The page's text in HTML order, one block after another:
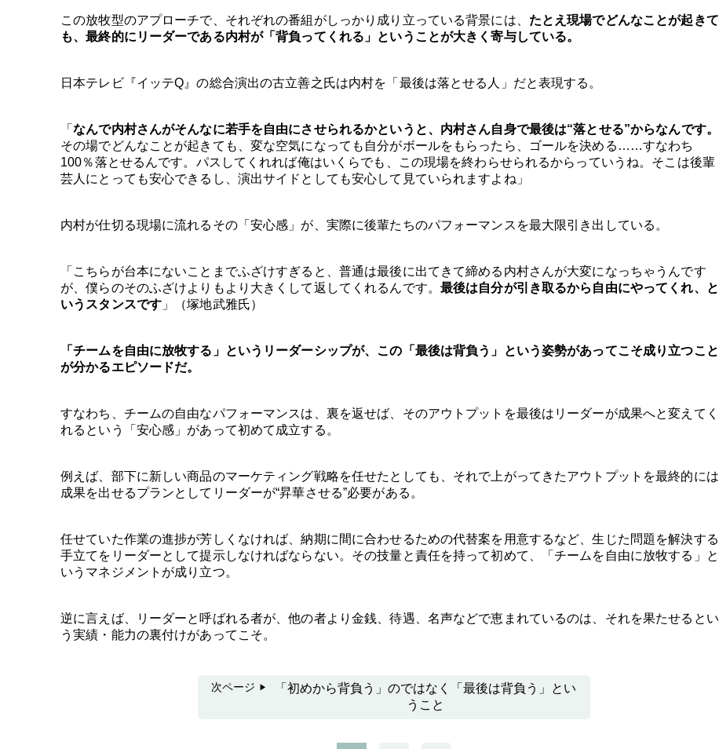
この放牧型のアプローチで、それぞれの番組がしっかり成り立っている背景には、 たとえ現場でどんなことが起きて
も、最終的にリーダーである内村が「背負ってくれる」ということが大きく寄与している。
日本テレビ『イッテQ』の総合演出の古立善之氏は内村を「最後は落とせる人」だと表現する。
「なんで内村さんがそんなに若手を自由にさせられるかというと、内村さん自身で最後は“落とせる”からなんです。
その場でどんなことが起きても、変な空気になっても自分がボールをもらったら、ゴールを決める……すなわち
100％落とせるんです。パスしてくれれば俺はいくらでも、この現場を終わらせられるからっていうね。そこは後輩
芸人にとっても安心できるし、演出サイドとしても安心して見ていられますよね」
内村が仕切る現場に流れるその「安心感」が、実際に後輩たちのパフォーマンスを最大限引き出している。
「こちらが台本にないことまでふざけすぎると、普通は最後に出てきて締める内村さんが大変になっちゃうんです
が、僕らのそのふざけよりもより大きくして返してくれるんです。 最後は自分が引き取るから自由にやってくれ、と
いうスタンスです 」（塚地武雅氏）
「チームを自由に放牧する」というリーダーシップが、この「最後は背負う」という姿勢があってこそ成り立つこと
が分かるエピソードだ。
すなわち、チームの自由なパフォーマンスは、裏を返せば、そのアウトプットを最後はリーダーが成果へと変えてく
れるという「安心感」があって初めて成立する。
例えば、部下に新しい商品のマーケティング戦略を任せたとしても、それで上がってきたアウトプットを最終的には
成果を出せるプランとしてリーダーが“昇華させる”必要がある。
任せていた作業の進捗が芳しくなければ、納期に間に合わせるための代替案を用意するなど、生じた問題を解決する
手立てをリーダーとして提示しなければならない。その技量と責任を持って初めて、「チームを自由に放牧する」と
いうマネジメントが成り立つ。
逆に言えば、リーダーと呼ばれる者が、他の者より金銭、待遇、名声などで恵まれているのは、それを果たせるとい
う実績・能力の裏付けがあってこそ。
次ページ
「初めから背負う」のではなく「最後は背負う」とい
うこと